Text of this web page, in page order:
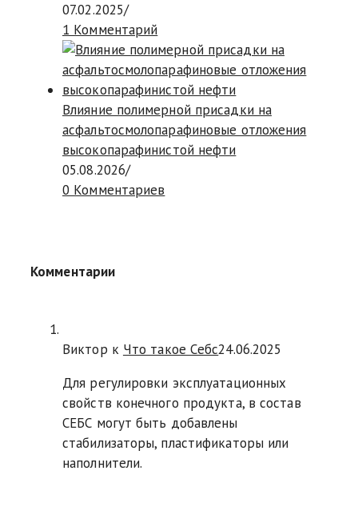
07.02.2025/
1 Комментарий
Влияние полимерной присадки на
асфальтосмолопарафиновые отложения
высокопарафинистой нефти
05.08.2026/
0 Комментариев
Комментарии
Виктор к Что такое Cебс24.06.2025
Для регулировки эксплуатационных
свойств конечного продукта, в состав
СЕБС могут быть добавлены
стабилизаторы, пластификаторы или
наполнители.